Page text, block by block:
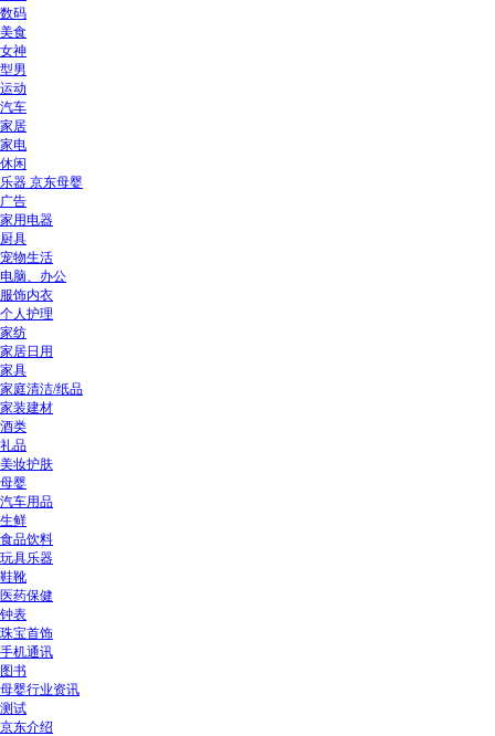
数码
美食
女神
型男
运动
汽车
家居
家电
休闲
乐器 京东母婴
广告
家用电器
厨具
宠物生活
电脑、办公
服饰内衣
个人护理
家纺
家居日用
家具
家庭清洁/纸品
家装建材
酒类
礼品
美妆护肤
母婴
汽车用品
生鲜
食品饮料
玩具乐器
鞋靴
医药保健
钟表
珠宝首饰
手机通讯
图书
母婴行业资讯
测试
京东介绍